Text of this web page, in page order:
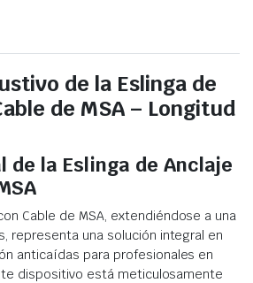
de la Eslinga de
de MSA – Longitud
de la Eslinga de Anclaje
Cable de MSA, extendiéndose a una
representa una solución integral en
anticaídas para profesionales en
dispositivo está meticulosamente